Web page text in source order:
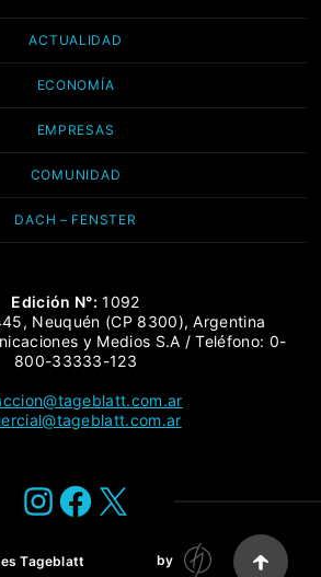
ACTUALIDAD
ECONOMÍA
EMPRESAS
COMUNIDAD
DACH – FENSTER
Edición N°: 1092
Neuquén (CP 8300), Argentina
y Medios S.A / Teléfono: 0-
800-33333-123
Instagram
Facebook
X
Tageblatt by